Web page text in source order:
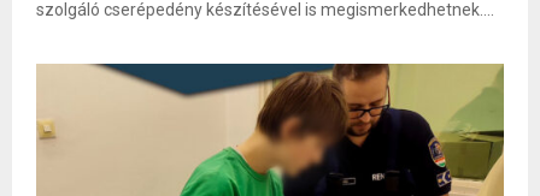
szolgáló cserépedény készítésével is megismerkedhetnek....